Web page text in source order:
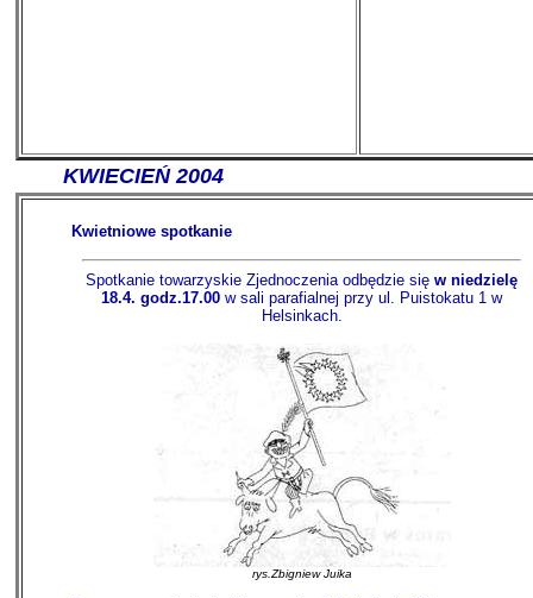
KWIECIEŃ 2004
Kwietniowe spotkanie
Spotkanie towarzyskie Zjednoczenia odbędzie się w niedzielę
18.4. godz.17.00 w sali parafialnej przy ul. Puistokatu 1 w
Helsinkach.
rys.Zbigniew Juika